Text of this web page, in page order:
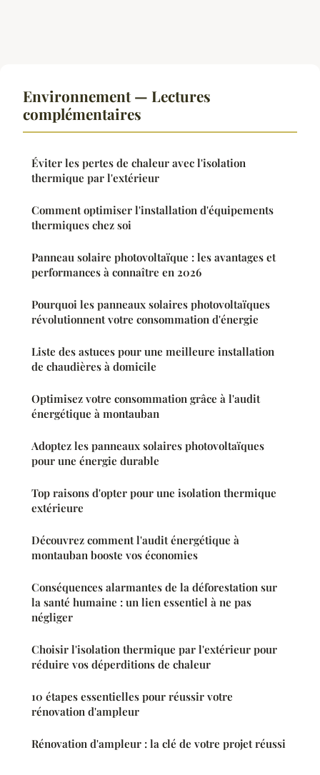
Environnement — Lectures
complémentaires
Éviter les pertes de chaleur avec l'isolation
thermique par l'extérieur
Comment optimiser l'installation d'équipements
thermiques chez soi
Panneau solaire photovoltaïque : les avantages et
performances à connaître en 2026
Pourquoi les panneaux solaires photovoltaïques
révolutionnent votre consommation d'énergie
Liste des astuces pour une meilleure installation
de chaudières à domicile
Optimisez votre consommation grâce à l'audit
énergétique à montauban
Adoptez les panneaux solaires photovoltaïques
pour une énergie durable
Top raisons d'opter pour une isolation thermique
extérieure
Découvrez comment l'audit énergétique à
montauban booste vos économies
Conséquences alarmantes de la déforestation sur
la santé humaine : un lien essentiel à ne pas
négliger
Choisir l'isolation thermique par l'extérieur pour
réduire vos déperditions de chaleur
10 étapes essentielles pour réussir votre
rénovation d'ampleur
Rénovation d'ampleur : la clé de votre projet réussi